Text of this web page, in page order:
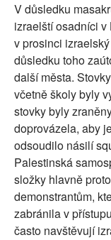
V důsledku
izraelští osadníci
v prosinci
důsledku toho
další města.
včetně školy byly
stovky byly
doprovázela, aby
odsoudilo násilí
Palestinská
složky hlavně
demonstrantům,
zabránila v
často navštěvují